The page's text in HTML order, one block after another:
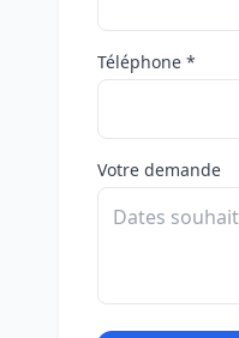
Téléphone *
Votre demande